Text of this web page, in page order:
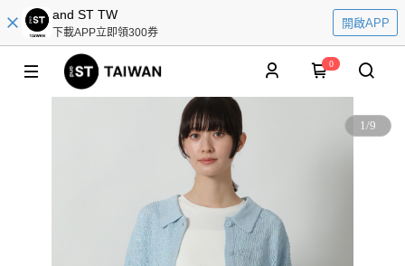
and ST TW
下載APP立即領300券
開啟APP
0
1/9